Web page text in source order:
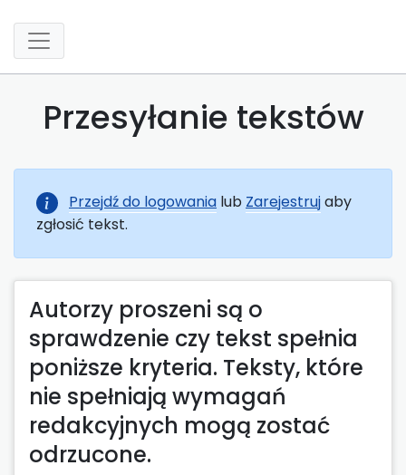
Przesyłanie tekstów
Przejdź do logowania lub Zarejestrujaby
zgłosić tekst.
Autorzy proszeni są o
sprawdzenie czy tekst spełnia
poniższe kryteria. Teksty, które
nie spełniają wymagań
redakcyjnych mogą zostać
odrzucone.